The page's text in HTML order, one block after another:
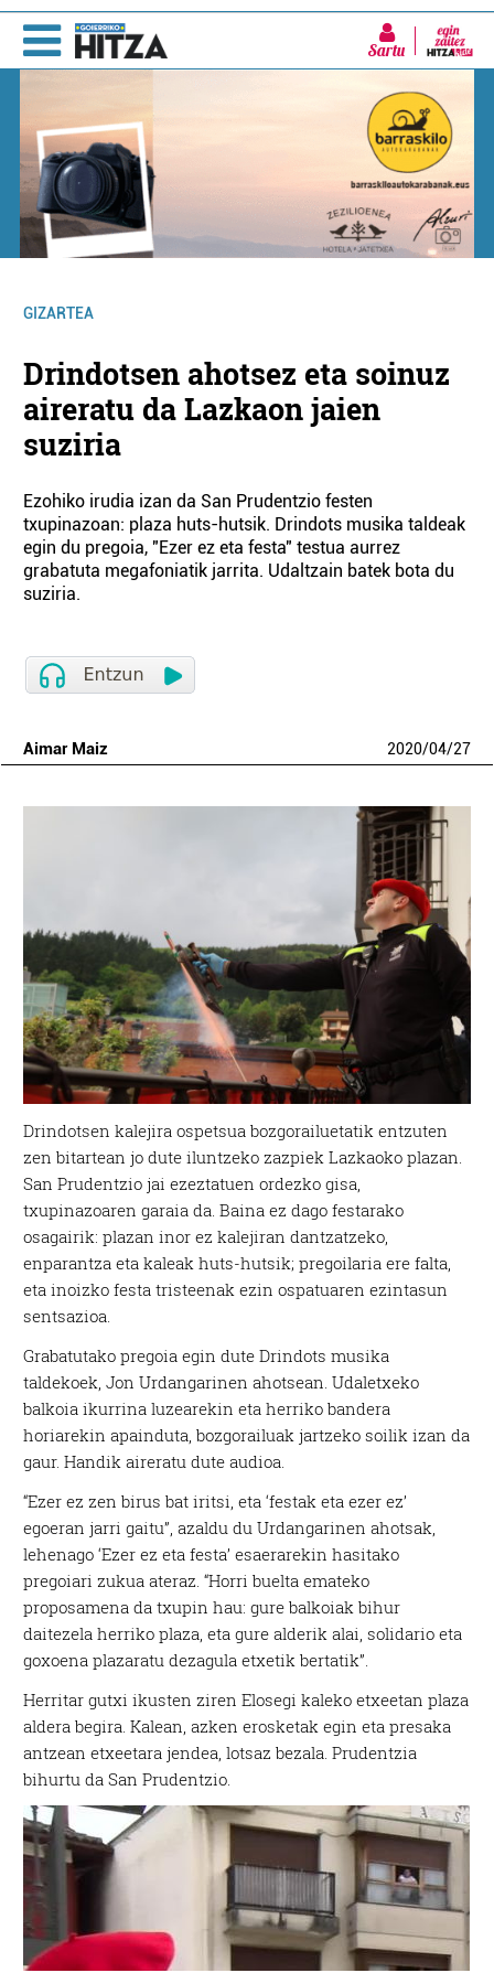
Sartu
GIZARTEA
Drindotsen ahotsez eta soinuz
aireratu da Lazkaon jaien
suziria
Ezohiko irudia izan da San Prudentzio festen
txupinazoan: plaza huts-hutsik. Drindots musika taldeak
egin du pregoia, "Ezer ez eta festa" testua aurrez
grabatuta megafoniatik jarrita. Udaltzain batek bota du
suziria.
Aimar Maiz 2020/04/27
Drindotsen kalejira ospetsua bozgorailuetatik entzuten
zen bitartean jo dute iluntzeko zazpiek Lazkaoko plazan.
San Prudentzio jai ezeztatuen ordezko gisa,
txupinazoaren garaia da. Baina ez dago festarako
osagairik: plazan inor ez kalejiran dantzatzeko,
enparantza eta kaleak huts-hutsik; pregoilaria ere falta,
eta inoizko festa tristeenak ezin ospatuaren ezintasun
sentsazioa.
Grabatutako pregoia egin dute Drindots musika
taldekoek, Jon Urdangarinen ahotsean. Udaletxeko
balkoia ikurrina luzearekin eta herriko bandera
horiarekin apainduta, bozgorailuak jartzeko soilik izan da
gaur. Handik aireratu dute audioa.
“Ezer ez zen birus bat iritsi, eta ‘festak eta ezer ez’
egoeran jarri gaitu”, azaldu du Urdangarinen ahotsak,
lehenago ‘Ezer ez eta festa’ esaerarekin hasitako
pregoiari zukua ateraz. “Horri buelta emateko
proposamena da txupin hau: gure balkoiak bihur
daitezela herriko plaza, eta gure alderik alai, solidario eta
goxoena plazaratu dezagula etxetik bertatik”.
Herritar gutxi ikusten ziren Elosegi kaleko etxeetan plaza
aldera begira. Kalean, azken erosketak egin eta presaka
antzean etxeetara jendea, lotsaz bezala. Prudentzia
bihurtu da San Prudentzio.